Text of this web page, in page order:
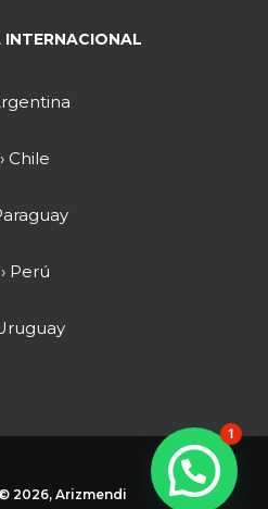
INTERNACIONAL
› Chile
› Perú
2026, Arizmendi
1